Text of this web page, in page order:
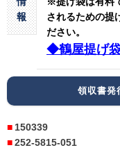
報
されるための提
ださい。
◆鶴屋提げ
領収書発
150339
252-5815-051